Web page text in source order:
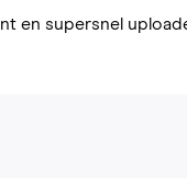
en supersnel